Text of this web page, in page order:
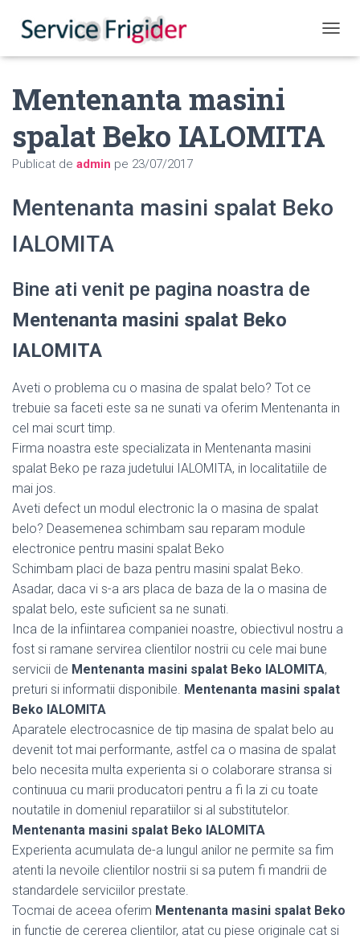
Mentenanta masini
spalat Beko IALOMITA
Publicat de admin pe 23/07/2017
Mentenanta masini spalat Beko
IALOMITA
Bine ati venit pe pagina noastra de
Mentenanta masini spalat Beko
IALOMITA
Aveti o problema cu o masina de spalat belo? Tot ce
trebuie sa faceti este sa ne sunati va oferim Mentenanta in
cel mai scurt timp.
Firma noastra este specializata in Mentenanta masini
spalat Beko pe raza judetului IALOMITA, in localitatiile de
mai jos.
Aveti defect un modul electronic la o masina de spalat
belo? Deasemenea schimbam sau reparam module
electronice pentru masini spalat Beko
Schimbam placi de baza pentru masini spalat Beko.
Asadar, daca vi s-a ars placa de baza de la o masina de
spalat belo, este suficient sa ne sunati.
Inca de la infiintarea companiei noastre, obiectivul nostru a
fost si ramane servirea clientilor nostrii cu cele mai bune
servicii de Mentenanta masini spalat Beko IALOMITA,
preturi si informatii disponibile. Mentenanta masini spalat
Beko IALOMITA
Aparatele electrocasnice de tip masina de spalat belo au
devenit tot mai performante, astfel ca o masina de spalat
belo necesita multa experienta si o colaborare stransa si
continuua cu marii producatori pentru a fi la zi cu toate
noutatile in domeniul reparatiilor si al substitutelor.
Mentenanta masini spalat Beko IALOMITA
Experienta acumulata de-a lungul anilor ne permite sa fim
atenti la nevoile clientilor nostrii si sa putem fi mandrii de
standardele serviciilor prestate.
Tocmai de aceea oferim Mentenanta masini spalat Beko
in functie de cererea clientilor, atat cu piese originale cat si